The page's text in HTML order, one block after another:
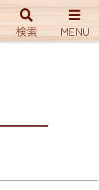
検索 MENU